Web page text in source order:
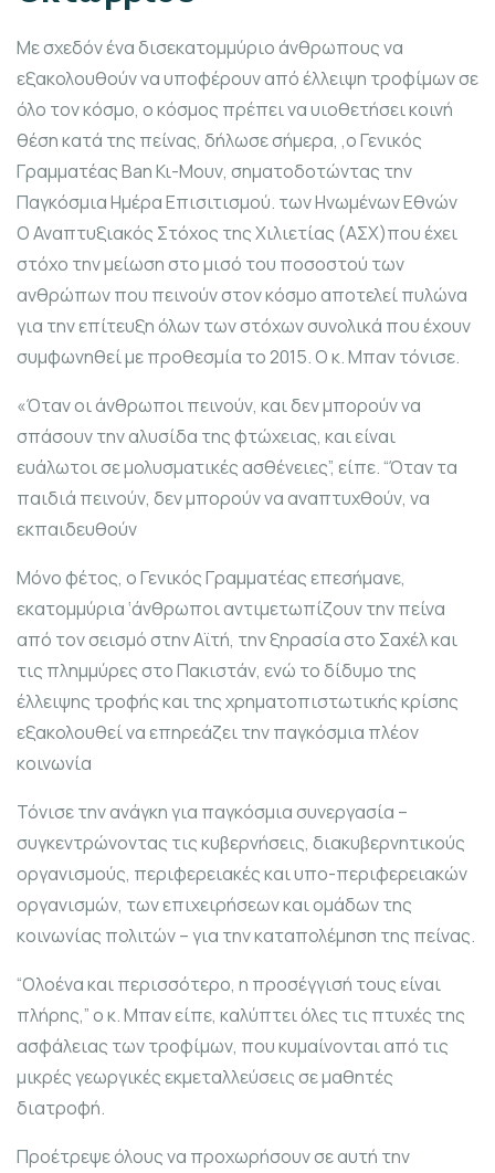
Με σχεδόν ένα δισεκατομμύριο άνθρωπους να
εξακολουθούν να υποφέρουν από έλλειψη τροφίμων σε
όλο τον κόσμο, ο κόσμος πρέπει να υιοθετήσει κοινή
θέση κατά της πείνας, δήλωσε σήμερα, ,ο Γενικός
Γραμματέας Ban Κι-Μουν, σηματοδοτώντας την
Παγκόσμια Ημέρα Επισιτισμού. των Ηνωμένων Εθνών
Ο Αναπτυξιακός Στόχος της Χιλιετίας (ΑΣΧ)που έχει
στόχο την μείωση στο μισό του ποσοστού των
ανθρώπων που πεινούν στον κόσμο αποτελεί πυλώνα
για την επίτευξη όλων των στόχων συνολικά που έχουν
συμφωνηθεί με προθεσμία το 2015. Ο κ. Μπαν τόνισε.
«Όταν οι άνθρωποι πεινούν, και δεν μπορούν να
σπάσουν την αλυσίδα της φτώχειας, και είναι
ευάλωτοι σε μολυσματικές ασθένειες”, είπε. “Όταν τα
παιδιά πεινούν, δεν μπορούν να αναπτυχθούν, να
εκπαιδευθούν
Μόνο φέτος, ο Γενικός Γραμματέας επεσήμανε,
εκατομμύρια ‘άνθρωποι αντιμετωπίζουν την πείνα
από τον σεισμό στην Αϊτή, την ξηρασία στο Σαχέλ και
τις πλημμύρες στο Πακιστάν, ενώ το δίδυμο της
έλλειψης τροφής και της χρηματοπιστωτικής κρίσης
εξακολουθεί να επηρεάζει την παγκόσμια πλέον
κοινωνία
Τόνισε την ανάγκη για παγκόσμια συνεργασία –
συγκεντρώνοντας τις κυβερνήσεις, διακυβερνητικούς
οργανισμούς, περιφερειακές και υπο-περιφερειακών
οργανισμών, των επιχειρήσεων και ομάδων της
κοινωνίας πολιτών – για την καταπολέμηση της πείνας.
“Ολοένα και περισσότερο, η προσέγγισή τους είναι
πλήρης,” ο κ. Μπαν είπε, καλύπτει όλες τις πτυχές της
ασφάλειας των τροφίμων, που κυμαίνονται από τις
μικρές γεωργικές εκμεταλλεύσεις σε μαθητές
διατροφή.
Προέτρεψε όλους να προχωρήσουν σε αυτή την